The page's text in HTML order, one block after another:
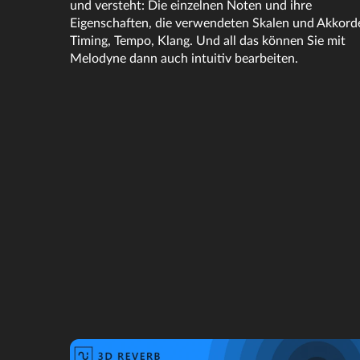
und versteht: Die einzelnen Noten und ihre
Eigenschaften, die verwendeten Skalen und
Timing, Tempo, Klang. Und all das können Sie mit
Melodyne dann auch intuitiv bearbeiten.